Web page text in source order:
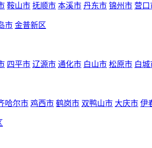
鞍山市 抚顺市 本溪市 丹东市 锦州市 营口
市 金普新区
四平市 辽源市 通化市 白山市 松原市 白城
哈尔市 鸡西市 鹤岗市 双鸭山市 大庆市 伊